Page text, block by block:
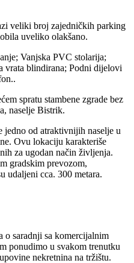
veliki broj zajedničkih parking
uveliko olakšano.
Vanjska PVC stolarija;
vrata blindirana; Podni dijelovi
spratu stambene zgrade bez
naselje Bistrik.
jedno od atraktivnijih naselje u
Ovu lokaciju karakteriše
za ugodan način življenja.
gradskim prevozom,
udaljeni cca. 300 metara.
o saradnji sa komercijalnim
ponudimo u svakom trenutku
nekretnina na tržištu.